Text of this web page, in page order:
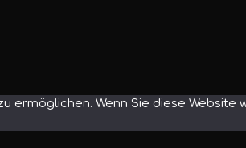
Wenn Sie diese